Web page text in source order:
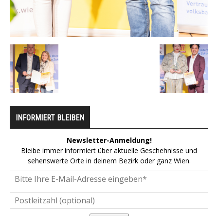
INFORMIERT BLEIBEN
Newsletter-Anmeldung!
Bleibe immer informiert über aktuelle Geschehnisse und
sehenswerte Orte in deinem Bezirk oder ganz Wien.